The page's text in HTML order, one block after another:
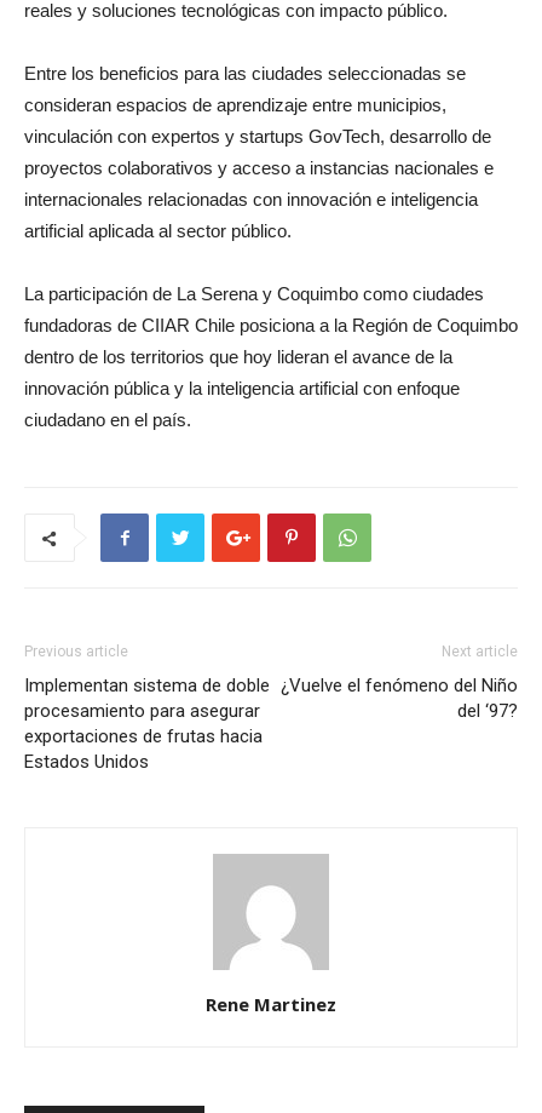
reales y soluciones tecnológicas con impacto público.
Entre los beneficios para las ciudades seleccionadas se
consideran espacios de aprendizaje entre municipios,
vinculación con expertos y startups GovTech, desarrollo de
proyectos colaborativos y acceso a instancias nacionales e
internacionales relacionadas con innovación e inteligencia
artificial aplicada al sector público.
La participación de La Serena y Coquimbo como ciudades
fundadoras de CIIAR Chile posiciona a la Región de Coquimbo
dentro de los territorios que hoy lideran el avance de la
innovación pública y la inteligencia artificial con enfoque
ciudadano en el país.
Previous article
Implementan sistema de doble
procesamiento para asegurar
exportaciones de frutas hacia
Estados Unidos
Next article
¿Vuelve el fenómeno del Niño
del ‘97?
Rene Martinez